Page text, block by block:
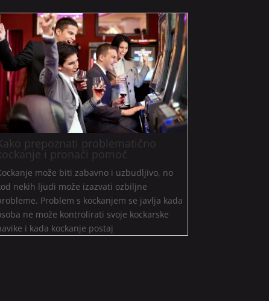
prepoznati problematično
i pronaći pomoć
može biti zabavno i uzbudljivo, no
nekih ljudi može izazvati ozbiljne
Problem s kockanjem se javlja kada
ne može kontrolirati svoje kockarske
i kada kockanje postaj